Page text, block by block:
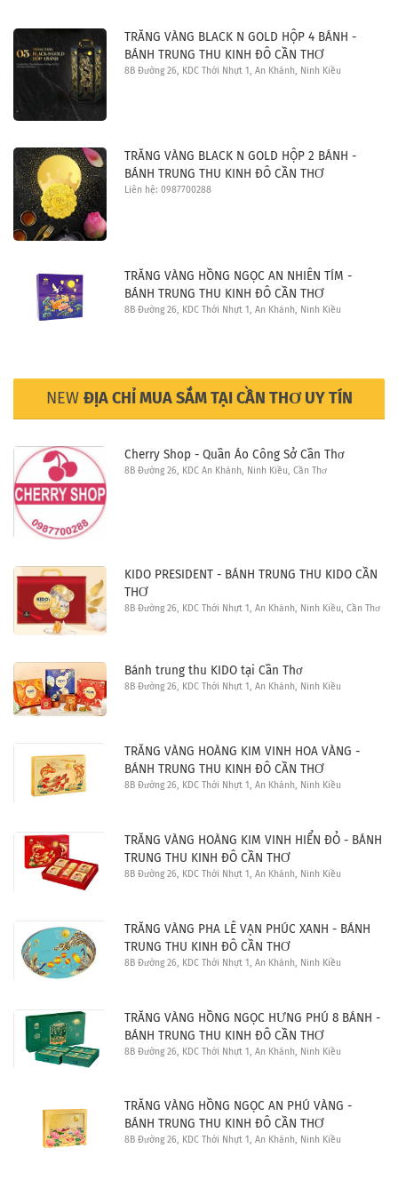
TRĂNG VÀNG BLACK N GOLD HỘP 4 BÁNH -
BÁNH TRUNG THU KINH ĐÔ CẦN THƠ
8B Đường 26, KDC Thới Nhựt 1, An Khánh, Ninh Kiều
TRĂNG VÀNG BLACK N GOLD HỘP 2 BÁNH -
BÁNH TRUNG THU KINH ĐÔ CẦN THƠ
Liên hệ: 0987700288
TRĂNG VÀNG HỒNG NGỌC AN NHIÊN TÍM -
BÁNH TRUNG THU KINH ĐÔ CẦN THƠ
8B Đường 26, KDC Thới Nhựt 1, An Khánh, Ninh Kiều
NEW ĐỊA CHỈ MUA SẮM TẠI CẦN THƠ UY TÍN
Cherry Shop - Quần Áo Công Sở Cần Thơ
8B Đường 26, KDC An Khánh, Ninh Kiều, Cần Thơ
KIDO PRESIDENT - BÁNH TRUNG THU KIDO CẦN
THƠ
8B Đường 26, KDC Thới Nhựt 1, An Khánh, Ninh Kiều, Cần Thơ
Bánh trung thu KIDO tại Cần Thơ
8B Đường 26, KDC Thới Nhựt 1, An Khánh, Ninh Kiều
TRĂNG VÀNG HOÀNG KIM VINH HOA VÀNG -
BÁNH TRUNG THU KINH ĐÔ CẦN THƠ
8B Đường 26, KDC Thới Nhựt 1, An Khánh, Ninh Kiều
TRĂNG VÀNG HOÀNG KIM VINH HIỂN ĐỎ - BÁNH
TRUNG THU KINH ĐÔ CẦN THƠ
8B Đường 26, KDC Thới Nhựt 1, An Khánh, Ninh Kiều
TRĂNG VÀNG PHA LÊ VẠN PHÚC XANH - BÁNH
TRUNG THU KINH ĐÔ CẦN THƠ
8B Đường 26, KDC Thới Nhựt 1, An Khánh, Ninh Kiều
TRĂNG VÀNG HỒNG NGỌC HƯNG PHÚ 8 BÁNH -
BÁNH TRUNG THU KINH ĐÔ CẦN THƠ
8B Đường 26, KDC Thới Nhựt 1, An Khánh, Ninh Kiều
TRĂNG VÀNG HỒNG NGỌC AN PHÚ VÀNG -
BÁNH TRUNG THU KINH ĐÔ CẦN THƠ
8B Đường 26, KDC Thới Nhựt 1, An Khánh, Ninh Kiều